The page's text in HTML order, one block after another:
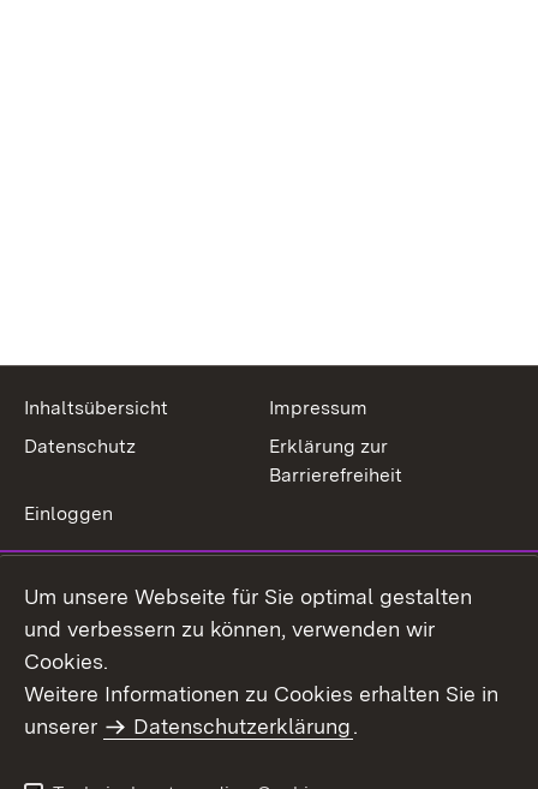
Inhaltsübersicht
Impressum
Datenschutz
Erklärung zur
Barrierefreiheit
Einloggen
Um unsere Webseite für Sie optimal gestalten
und verbessern zu können, verwenden wir
Cookies.
Weitere Informationen zu Cookies erhalten Sie in
unserer
Datenschutzerklärung.